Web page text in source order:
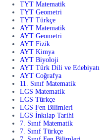
TYT Matematik
TYT Geometri
TYT Türkçe
AYT Matematik
AYT Geometri
AYT Fizik
AYT Kimya
AYT Biyoloji
AYT Türk Dili ve Edebiyatı
AYT Coğrafya
11. Sınıf Matematik
LGS Matematik
LGS Türkçe
LGS Fen Bilimleri
LGS İnkılap Tarihi
7. Sınıf Matematik
7. Sınıf Türkçe